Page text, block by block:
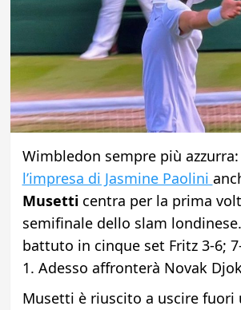
Wimbledon sempre più
l’impresa di Jasmine Paolini
Musetti centra per la prima
semifinale dello slam
battuto in cinque set Fritz 3-6;
1. Adesso affronterà Novak
Musetti è riuscito a uscire fuori